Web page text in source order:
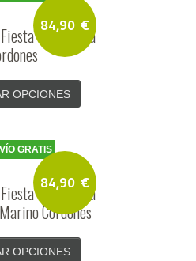
84,90 €
Ceremonia
OPCIONES
84,90 €
GRATIS
Ceremonia
Cordones
OPCIONES